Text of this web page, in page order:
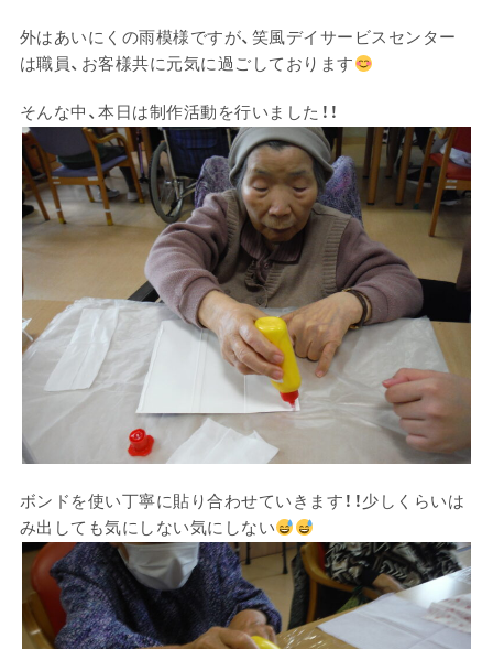
外はあいにくの雨模様ですが、笑風デイサービスセンター
は職員、お客様共に元気に過ごしております
そんな中、本日は制作活動を行いました！！
ボンドを使い丁寧に貼り合わせていきます！！少しくらいは
み出しても気にしない気にしない